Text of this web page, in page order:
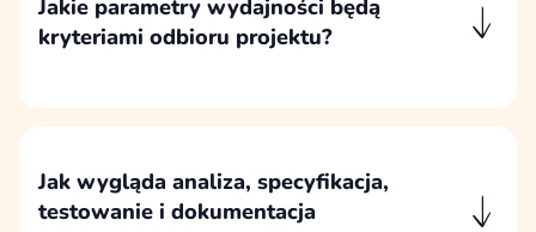
wyglądu.
Jakie parametry wydajności będą
kryteriami odbioru projektu?
desktopowej, zgodnie z wymaganiami
stosowanymi w testach wydajności Google.
Jak wygląda analiza, specyfikacja,
testowanie i dokumentacja